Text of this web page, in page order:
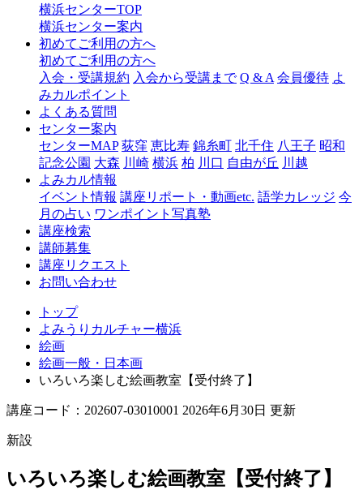
ャ
浜
横浜センターTOP
横浜センター案内
初めてご利用の方へ
初めてご利用の方へ
入会・受講規約 入会から受講まで Q & A 会員優待 よ
みカルポイント
よくある質問
センター案内
センターMAP 荻窪 恵比寿 錦糸町 北千住 八王子 昭和
記念公園 大森 川崎 横浜 柏 川口 自由が丘 川越
よみカル情報
イベント情報 講座リポート・動画etc. 語学カレッジ 今
月の占い ワンポイント写真塾
講座検索
講師募集
講座リクエスト
お問い合わせ
トップ
よみうりカルチャー横浜
絵画
絵画一般・日本画
いろいろ楽しむ絵画教室【受付終了】
講座コード：202607-03010001 2026年6月30日 更新
新設
いろいろ楽しむ絵画教室【受付終了】